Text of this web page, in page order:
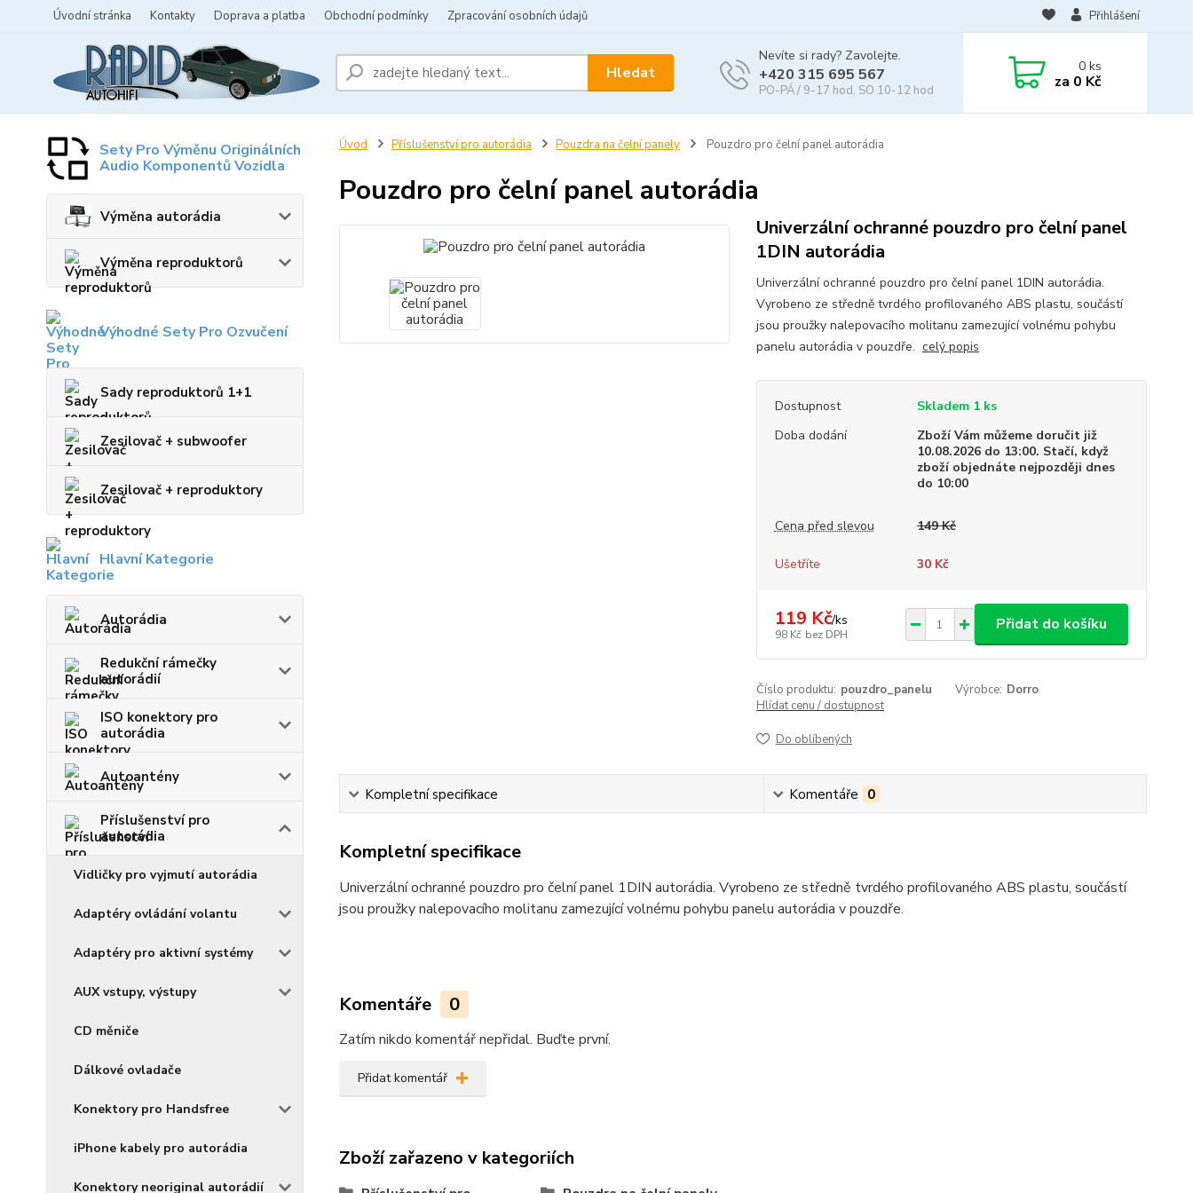
Úvodní stránka Kontakty Doprava a platba Obchodní podmínky Zpracování osobních údajů Přihlášení
Hledat
Nevíte si rady? Zavolejte.
+420 315 695 567
PO-PÁ / 9-17 hod, SO 10-12 hod
0ks
za 0 Kč
Sety Pro Výměnu Originálních
Audio Komponentů Vozidla
Výměna autorádia
Výměna reproduktorů
Výhodné Sety Pro Ozvučení
Sady reproduktorů 1+1
Zesilovač + subwoofer
Zesilovač + reproduktory
Hlavní Kategorie
Autorádia
Redukční rámečky
autorádií
ISO konektory pro
autorádia
Autoantény
Příslušenství pro
autorádia
Vidličky pro vyjmutí autorádia
Adaptéry ovládání volantu
Adaptéry pro aktivní systémy
AUX vstupy, výstupy
CD měniče
Dálkové ovladače
Konektory pro Handsfree
iPhone kabely pro autorádia
Konektory neoriginal autorádií
Úvod Příslušenství pro autorádia Pouzdra na čelní panely Pouzdro pro čelní panel autorádia
Pouzdro pro čelní panel autorádia
Univerzální ochranné pouzdro pro čelní panel
1DIN autorádia
Univerzální ochranné pouzdro pro čelní panel 1DIN autorádia.
Vyrobeno ze středně tvrdého profilovaného ABS plastu, součástí
jsou proužky nalepovacího molitanu zamezující volnému pohybu
panelu autorádia v pouzdře. celý popis
Dostupnost
Skladem 1 ks
Doba dodání
Zboží Vám můžeme doručit již
10.08.2026 do 13:00. Stačí, když
zboží objednáte nejpozději dnes
do 10:00
Cena před slevou 149 Kč
Ušetříte 30 Kč
119 Kč/ks
98 Kč bez DPH
Přidat do košíku
Číslo produktu: pouzdro_panelu Výrobce: Dorro
Hlídat cenu / dostupnost
Do oblíbených
Kompletní specifikace Komentáře 0
Kompletní specifikace
Univerzální ochranné pouzdro pro čelní panel 1DIN autorádia. Vyrobeno ze středně tvrdého profilovaného ABS plastu, součástí
jsou proužky nalepovacího molitanu zamezující volnému pohybu panelu autorádia v pouzdře.
Komentáře 0
Zatím nikdo komentář nepřidal. Buďte první.
Přidat komentář
Zboží zařazeno v kategoriích